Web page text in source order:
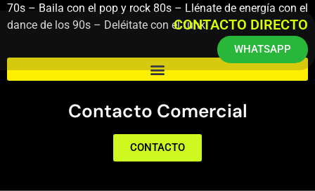
70s – Baila con el pop y rock 80s – Llénate de energía con el
dance de los 90s – Deléitate con el funk.
Contacto Comercial
CONTACTO
CONTACTO DIRECTO
WHATSAPP